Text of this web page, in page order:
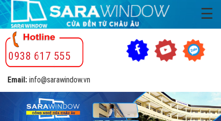
☰
0938 617 555
Email: info@sarawindow.vn